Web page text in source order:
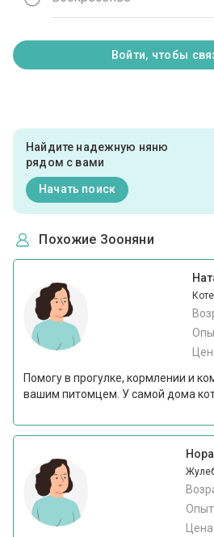
Войти, чтобы
Найдите надежную няню
рядом с вами
Начать поиск
Похожие Зооняни
Помогу в прогулке, кормлении и
вашим питомцем. У самой дома кот
Нора